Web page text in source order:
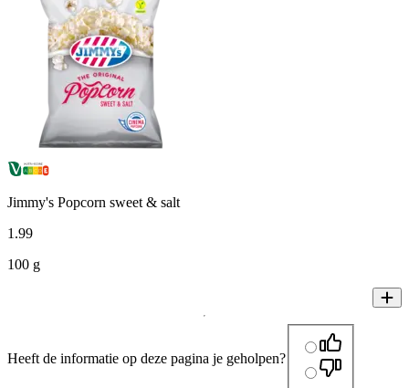
Jimmy's Popcorn sweet & salt
1.99
100 g
Heeft de informatie op deze pagina je geholpen?